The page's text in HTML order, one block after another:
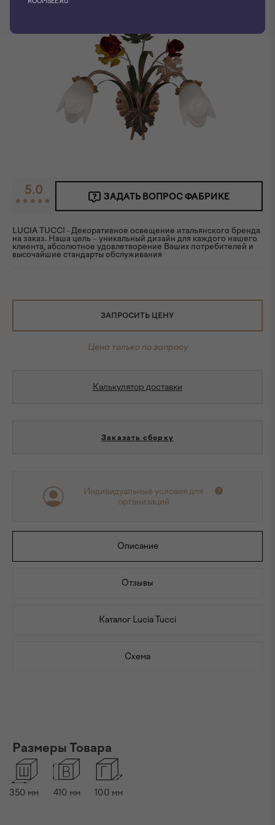
5.0 ЗАДАТЬ ВОПРОС ФАБРИКЕ
LUCIA TUCCI - Декоративное освещение итальянского бренда
на заказ. Наша цель – уникальный дизайн для каждого нашего
клиента, абсолютное удовлетворение Ваших потребителей и
высочайшие стандарты обслуживания
ЗАПРОСИТЬ ЦЕНУ
Цена только по запросу
Калькулятор доставки
Заказать сборку
Индивидуальные условия для
организаций
Описание
Отзывы
Каталог Lucia Tucci
Схема
Размеры Товара
350 мм 410 мм 100 мм